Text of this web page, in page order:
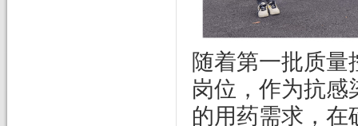
随着第一批质量
岗位，作为抗感
的用药需求，在